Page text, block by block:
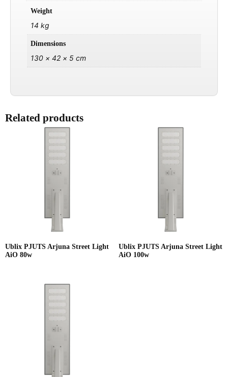
Weight
14 kg
Dimensions
130 × 42 × 5 cm
Related products
Ublix PJUTS Arjuna Street Light
AiO 80w
Ublix PJUTS Arjuna Street Light
AiO 100w